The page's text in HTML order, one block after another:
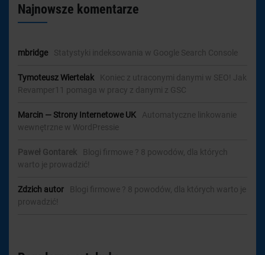
Najnowsze komentarze
mbridge- Statystyki indeksowania w Google Search Console
Tymoteusz Wiertelak
Koniec z utraconymi danymi w SEO! Jak
Revamper11 pomaga w pracy z danymi z GSC
Marcin — Strony Internetowe UK
Automatyczne linkowanie
wewnętrzne w WordPressie
Paweł Gontarek
Blogi firmowe ? 8 powodów, dla których
warto je prowadzić!
Zdzich autor
Blogi firmowe ? 8 powodów, dla których warto je
prowadzić!